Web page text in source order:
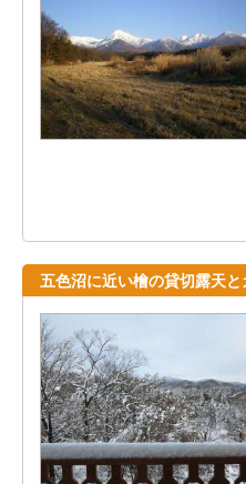
五色沼に近い檜の貸切露天